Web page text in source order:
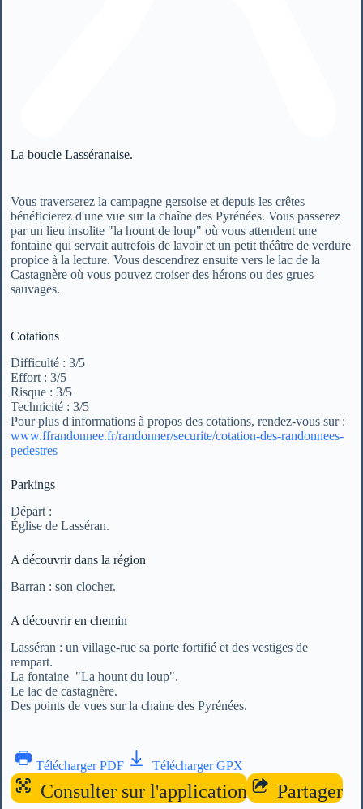
La boucle Lasséranaise.
Vous traverserez la campagne gersoise et depuis les crêtes
bénéficierez d'une vue sur la chaîne des Pyrénées. Vous passerez
par un lieu insolite "la hount de loup" où vous attendent une
fontaine qui servait autrefois de lavoir et un petit théâtre de verdure
propice à la lecture. Vous descendrez ensuite vers le lac de la
Castagnère où vous pouvez croiser des hérons ou des grues
sauvages.
Cotations
Difficulté : 3/5
Effort : 3/5
Risque : 3/5
Technicité : 3/5
Pour plus d'informations à propos des cotations, rendez-vous sur :
www.ffrandonnee.fr/randonner/securite/cotation-des-randonnees-
pedestres
Parkings
Départ :
Église de Lasséran.
A découvrir dans la région
Barran : son clocher.
A découvrir en chemin
Lasséran : un village-rue sa porte fortifié et des vestiges de
rempart.
La fontaine "La hount du loup".
Le lac de castagnère.
Des points de vues sur la chaine des Pyrénées.
Télécharger PDF Télécharger GPX
Consulter sur l'application Partager